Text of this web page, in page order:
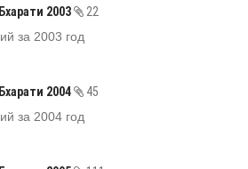
2003
22
за 2003 год
2004
45
за 2004 год